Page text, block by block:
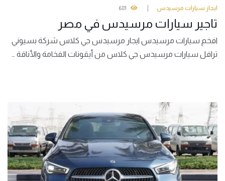
ايجار سيارات مرسيدس 681
تاجير سيارات مرسيدس في مصر
افخم سيارات مرسيدس ايجار مرسيدس جي كلاس شركة بسيوني
ترافل سيارات مرسيدس جي كلاس من أيقونات الفخامة والأناقة …